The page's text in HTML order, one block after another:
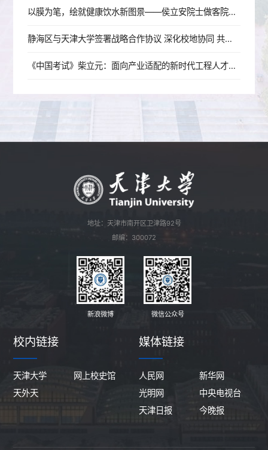
以膜为笔，绘就健康饮水新图景——侯立安院士做客院士大讲堂
静海区与天津大学签署战略合作协议 深化校地协同 共启发展新篇
《中国考试》柴立元：面向产业适配的新时代工程人才培养改革探索——以天津大学为例
地址：天津市南开区卫津路92号
邮编：300072
新浪微博 微信公众号
校内链接
天津大学
网上校史馆
天外天
媒体链接
人民网
新华网
光明网
中央电视台
天津日报
今晚报